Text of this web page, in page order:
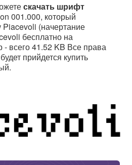
скачать шрифт
001.000, который
Piacevoli (начертание
бесплатно на
- всего 41.52 KB Все права
прийдется купить